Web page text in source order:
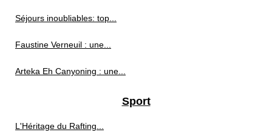
Séjours inoubliables: top...
Faustine Verneuil : une...
Arteka Eh Canyoning : une...
Sport
L'Héritage du Rafting...